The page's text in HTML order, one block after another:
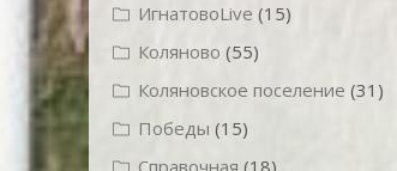
ИгнатовоLive (15)
Коляново (55)
Коляновское поселение (31)
Победы (15)